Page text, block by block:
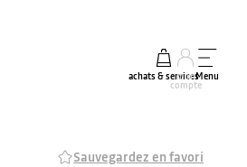
achats & services
mon
compte
Menu
Sauvegardez en favori